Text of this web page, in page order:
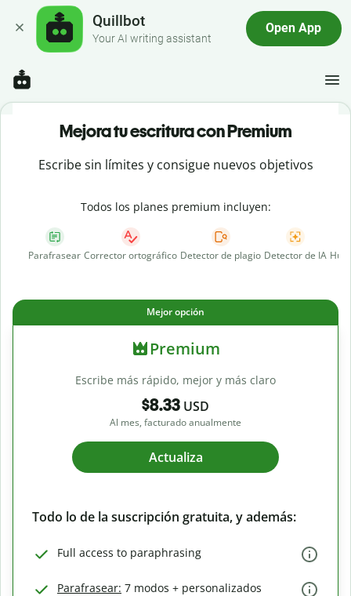
Quillbot
Your AI writing assistant
Open App
Mejora tu escritura con Premium
Escribe sin límites y consigue nuevos objetivos
Todos los planes premium incluyen:
Parafrasear Corrector ortográfico Detector de plagio Detector de IA
Mejor opción
Premium
Escribe más rápido, mejor y más claro
$8.33 USD
Al mes, facturado anualmente
Actualiza
Todo lo de la suscripción gratuita, y además:
Full access to paraphrasing
Parafrasear: 7 modos + personalizados